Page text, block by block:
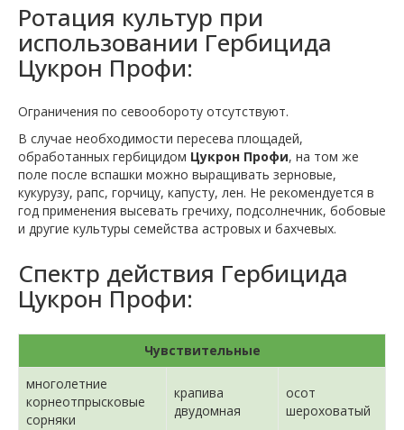
Ротация культур при
использовании Гербицида
Цукрон Профи:
Ограничения по севообороту отсутствуют.
В случае необходимости пересева площадей,
обработанных гербицидом Цукрон Профи, на том же
поле после вспашки можно выращивать зерновые,
кукурузу, рапс, горчицу, капусту, лен. Не рекомендуется в
год применения высевать гречиху, подсолнечник, бобовые
и другие культуры семейства астровых и бахчевых.
Спектр действия Гербицида
Цукрон Профи:
Чувствительные
многолетние
корнеотпрысковые
сорняки
крапива
двудомная
осот
шероховатый